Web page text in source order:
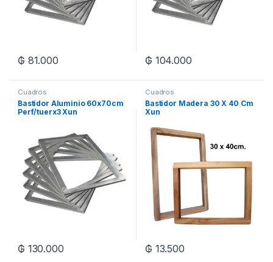
₲ 81.000 ₲ 104.000
Cuadros
Bastidor Aluminio 60x70cm
Perf/tuerx3 Xun
₲ 130.000
Cuadros
Bastidor Madera 30 X 40 Cm
Xun
₲ 13.500